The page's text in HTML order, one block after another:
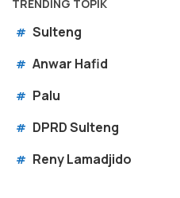
TRENDING TOPIK
# Sulteng
# Anwar Hafid
# Palu
# DPRD Sulteng
# Reny Lamadjido